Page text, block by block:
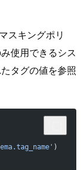
スキングポリ
使用できるシス
タグの値を参照
)